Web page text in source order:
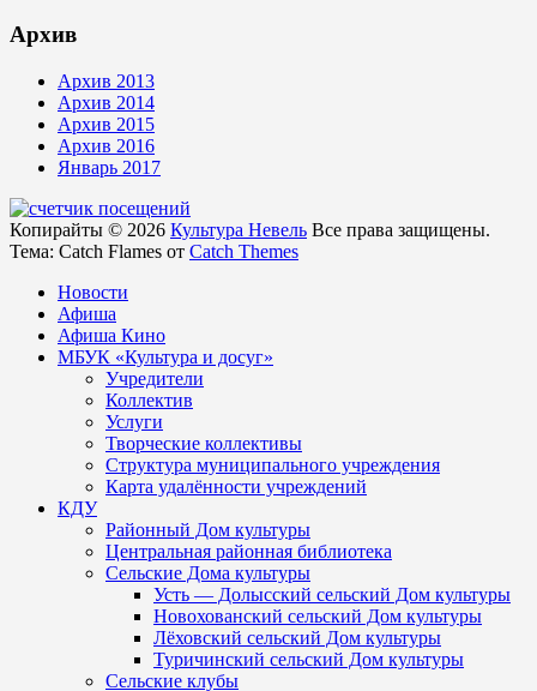
Архив
Архив 2013
Архив 2014
Архив 2015
Архив 2016
Январь 2017
Копирайты © 2026 Культура Невель Все права защищены.
Тема: Catch Flames от Catch Themes
Новости
Афиша
Афиша Кино
МБУК «Культура и досуг»
Учредители
Коллектив
Услуги
Творческие коллективы
Структура муниципального учреждения
Карта удалённости учреждений
КДУ
Районный Дом культуры
Центральная районная библиотека
Сельские Дома культуры
Усть — Долысский сельский Дом культуры
Новохованский сельский Дом культуры
Лёховский сельский Дом культуры
Туричинский сельский Дом культуры
Сельские клубы